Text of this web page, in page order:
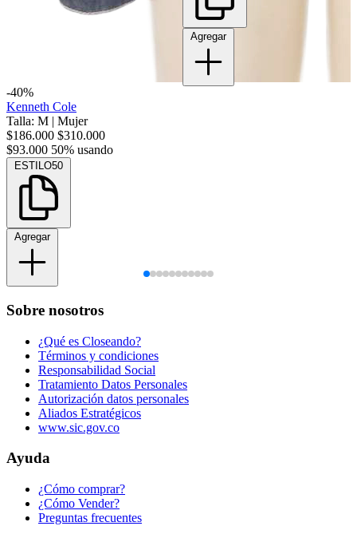
-40%
Kenneth Cole
Talla: M | Mujer
$186.000 $310.000
$93.000 50% usando
ESTILO50
Agregar
Agregar
Sobre nosotros
¿Qué es Closeando?
Términos y condiciones
Responsabilidad Social
Tratamiento Datos Personales
Autorización datos personales
Aliados Estratégicos
www.sic.gov.co
Ayuda
¿Cómo comprar?
¿Cómo Vender?
Preguntas frecuentes